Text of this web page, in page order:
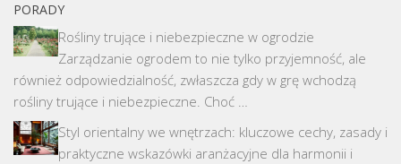
PORADY
Rośliny trujące i niebezpieczne w ogrodzie
Zarządzanie ogrodem to nie tylko przyjemność, ale
również odpowiedzialność, zwłaszcza gdy w grę wchodzą
rośliny trujące i niebezpieczne. Choć …
Styl orientalny we wnętrzach: kluczowe cechy, zasady i
praktyczne wskazówki aranżacyjne dla harmonii i